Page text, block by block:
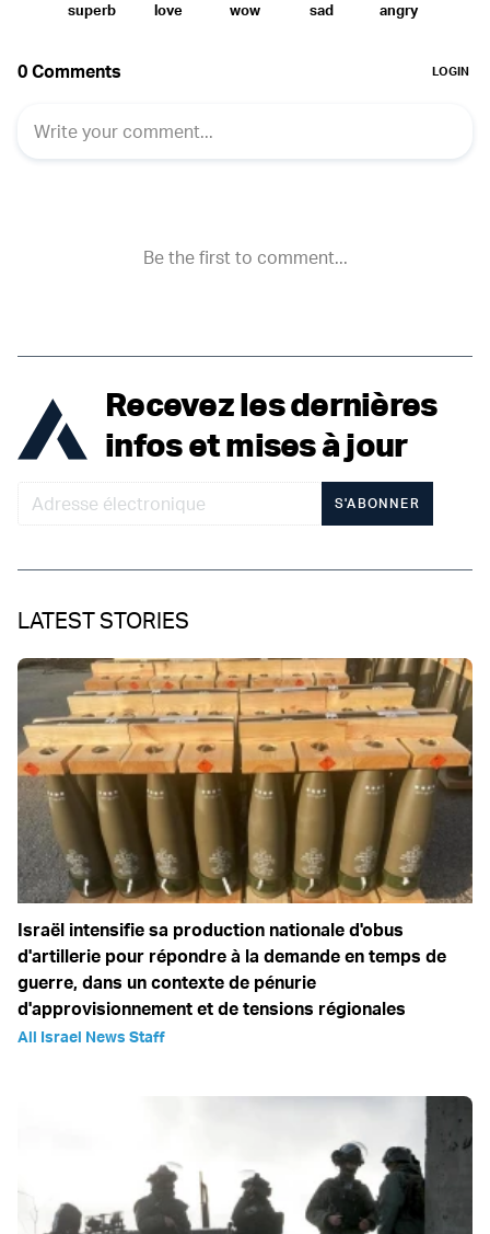
Recevez les dernières
infos et mises à jour
S'ABONNER
LATEST STORIES
Israël intensifie sa production nationale d'obus
d'artillerie pour répondre à la demande en temps de
guerre, dans un contexte de pénurie
d'approvisionnement et de tensions régionales
All Israel News Staff